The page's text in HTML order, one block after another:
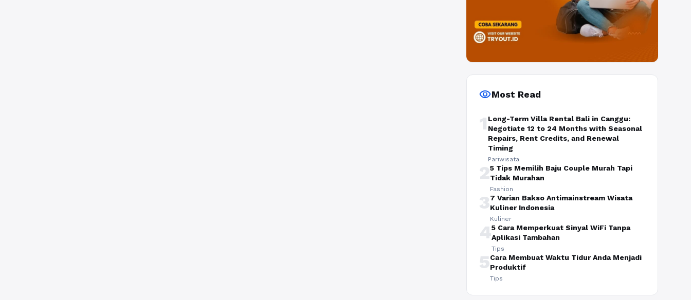
visibilityMost Read
1 Long-Term Villa Rental Bali in Canggu:
Negotiate 12 to 24 Months with Seasonal
Repairs, Rent Credits, and Renewal
Timing
Pariwisata
25 Tips Memilih Baju Couple Murah Tapi
Tidak Murahan
Fashion
37 Varian Bakso Antimainstream Wisata
Kuliner Indonesia
Kuliner
45 Cara Memperkuat Sinyal WiFi Tanpa
Aplikasi Tambahan
Tips
5Cara Membuat Waktu Tidur Anda Menjadi
Produktif
Tips